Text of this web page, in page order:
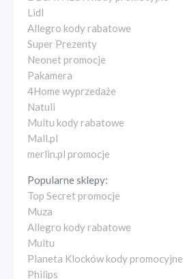
Lidl
Allegro kody rabatowe
Super Prezenty
Neonet promocje
Pakamera
4Home wyprzedaże
Natuli
Multu kody rabatowe
Mall.pl
merlin.pl promocje
Popularne sklepy:
Top Secret promocje
Muza
Allegro kody rabatowe
Multu
Planeta Klocków kody promocyjne
Philips